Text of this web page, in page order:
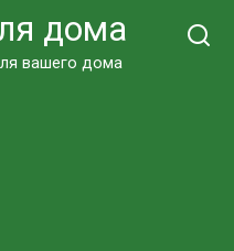
дома
вашего дома